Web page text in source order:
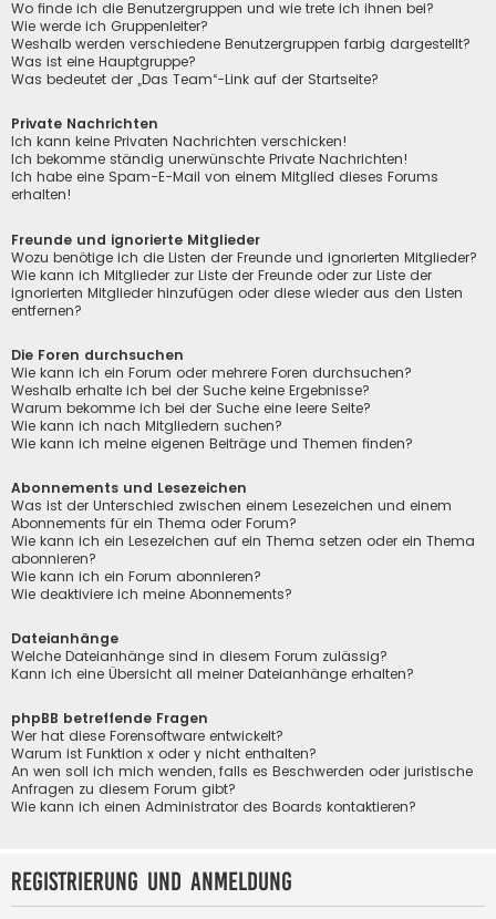
Wo finde ich die Benutzergruppen und wie trete ich ihnen bei?
Wie werde ich Gruppenleiter?
Weshalb werden verschiedene Benutzergruppen farbig dargestellt?
Was ist eine Hauptgruppe?
Was bedeutet der „Das Team“-Link auf der Startseite?
Private Nachrichten
Ich kann keine Privaten Nachrichten verschicken!
Ich bekomme ständig unerwünschte Private Nachrichten!
Ich habe eine Spam-E-Mail von einem Mitglied dieses Forums
erhalten!
Freunde und ignorierte Mitglieder
Wozu benötige ich die Listen der Freunde und ignorierten Mitglieder?
Wie kann ich Mitglieder zur Liste der Freunde oder zur Liste der
ignorierten Mitglieder hinzufügen oder diese wieder aus den Listen
entfernen?
Die Foren durchsuchen
Wie kann ich ein Forum oder mehrere Foren durchsuchen?
Weshalb erhalte ich bei der Suche keine Ergebnisse?
Warum bekomme ich bei der Suche eine leere Seite?
Wie kann ich nach Mitgliedern suchen?
Wie kann ich meine eigenen Beiträge und Themen finden?
Abonnements und Lesezeichen
Was ist der Unterschied zwischen einem Lesezeichen und einem
Abonnements für ein Thema oder Forum?
Wie kann ich ein Lesezeichen auf ein Thema setzen oder ein Thema
abonnieren?
Wie kann ich ein Forum abonnieren?
Wie deaktiviere ich meine Abonnements?
Dateianhänge
Welche Dateianhänge sind in diesem Forum zulässig?
Kann ich eine Übersicht all meiner Dateianhänge erhalten?
phpBB betreffende Fragen
Wer hat diese Forensoftware entwickelt?
Warum ist Funktion x oder y nicht enthalten?
An wen soll ich mich wenden, falls es Beschwerden oder juristische
Anfragen zu diesem Forum gibt?
Wie kann ich einen Administrator des Boards kontaktieren?
Registrierung und Anmeldung